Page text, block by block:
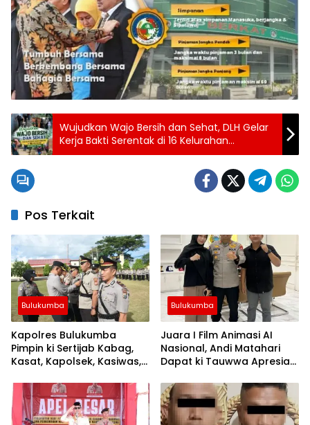
Wujudkan Wajo Bersih dan Sehat, DLH Gelar
Kerja Bakti Serentak di 16 Kelurahan
Kecamatan Tempe
Pos Terkait
Bulukumba
Kapolres Bulukumba
Pimpin ki Sertijab Kabag,
Kasat, Kapolsek, Kasiwas,
Bulukumba
Juara I Film Animasi AI
Nasional, Andi Matahari
Dapat ki Tauwwa Apresiasi